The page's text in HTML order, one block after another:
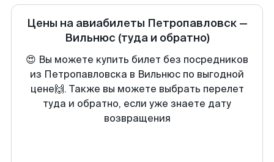
Цены на авиабилеты Петропавловск—
Вильнюс (туда и обратно)
😍 Вы можете купить билет без посредников
из Петропавловска в Вильнюс по выгодной
цене🙌. Также вы можете выбрать перелет
туда и обратно, если уже знаете дату
возвращения